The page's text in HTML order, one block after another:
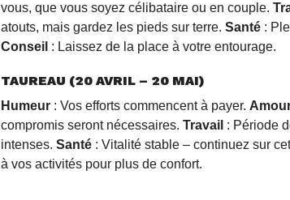
vous, que vous soyez célibataire ou en couple.
atouts, mais gardez les pieds sur terre. Santé :
Conseil : Laissez de la place à votre entourage.
TAUREAU (20 AVRIL – 20 MAI)
Humeur : Vos efforts commencent à payer.
compromis seront nécessaires. Travail : Période
intenses. Santé : Vitalité stable – continuez sur
à vos activités pour plus de confort.